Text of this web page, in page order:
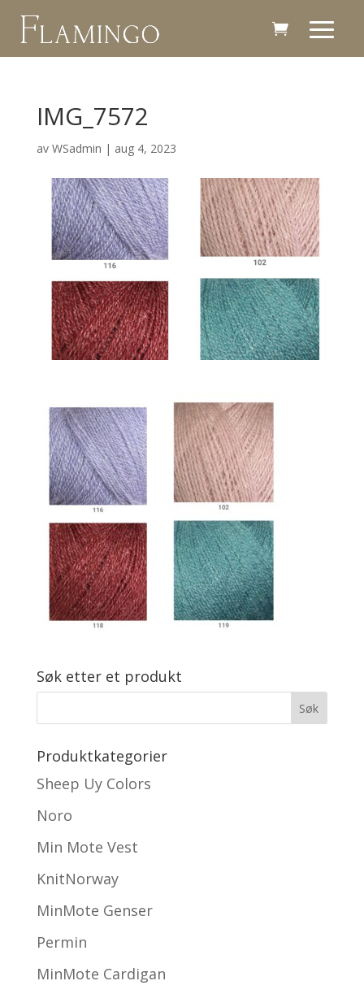
IMG_7572
av WSadmin | aug 4, 2023
Søk etter et produkt
Produktkategorier
Sheep Uy Colors
Noro
Min Mote Vest
KnitNorway
MinMote Genser
Permin
MinMote Cardigan